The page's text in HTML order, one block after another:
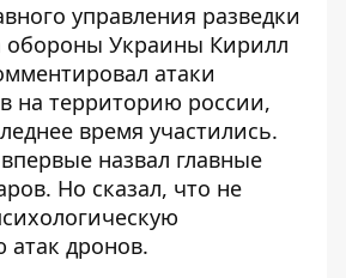
управления разведки
обороны Украины Кирилл
атаки
на территорию россии,
время участились.
назвал главные
Но сказал, что не
дронов.